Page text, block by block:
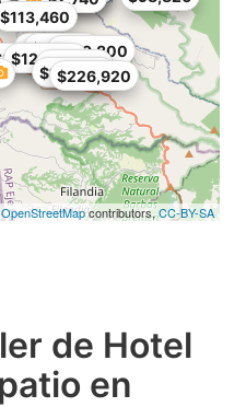
$128,100
$186,660
$113,460
$226,920
$117,120
$128,100
$98,820
$109,800
OpenStreetMapcontributors,CC-BY-SA
de Hotel
en